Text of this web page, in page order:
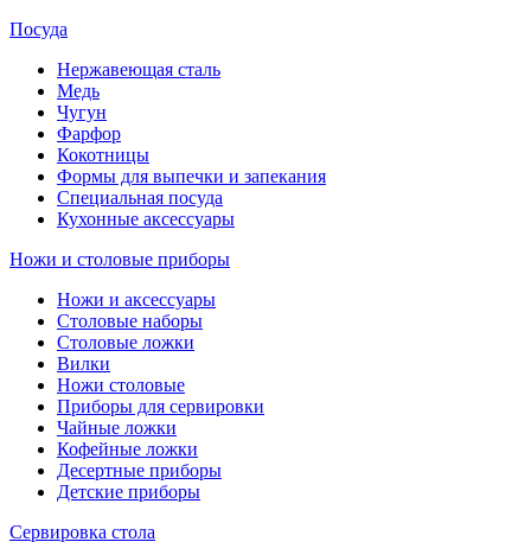
Посуда
Нержавеющая сталь
Медь
Чугун
Фарфор
Кокотницы
Формы для выпечки и запекания
Специальная посуда
Кухонные аксессуары
Ножи и столовые приборы
Ножи и аксессуары
Столовые наборы
Столовые ложки
Вилки
Ножи столовые
Приборы для сервировки
Чайные ложки
Кофейные ложки
Десертные приборы
Детские приборы
Сервировка стола